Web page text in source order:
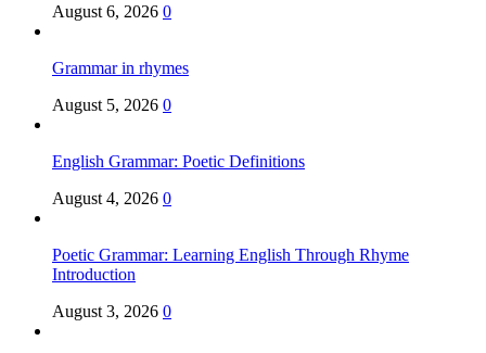
August 6, 2026 0
Grammar in rhymes
August 5, 2026 0
English Grammar: Poetic Definitions
August 4, 2026 0
Poetic Grammar: Learning English Through Rhyme
Introduction
August 3, 2026 0